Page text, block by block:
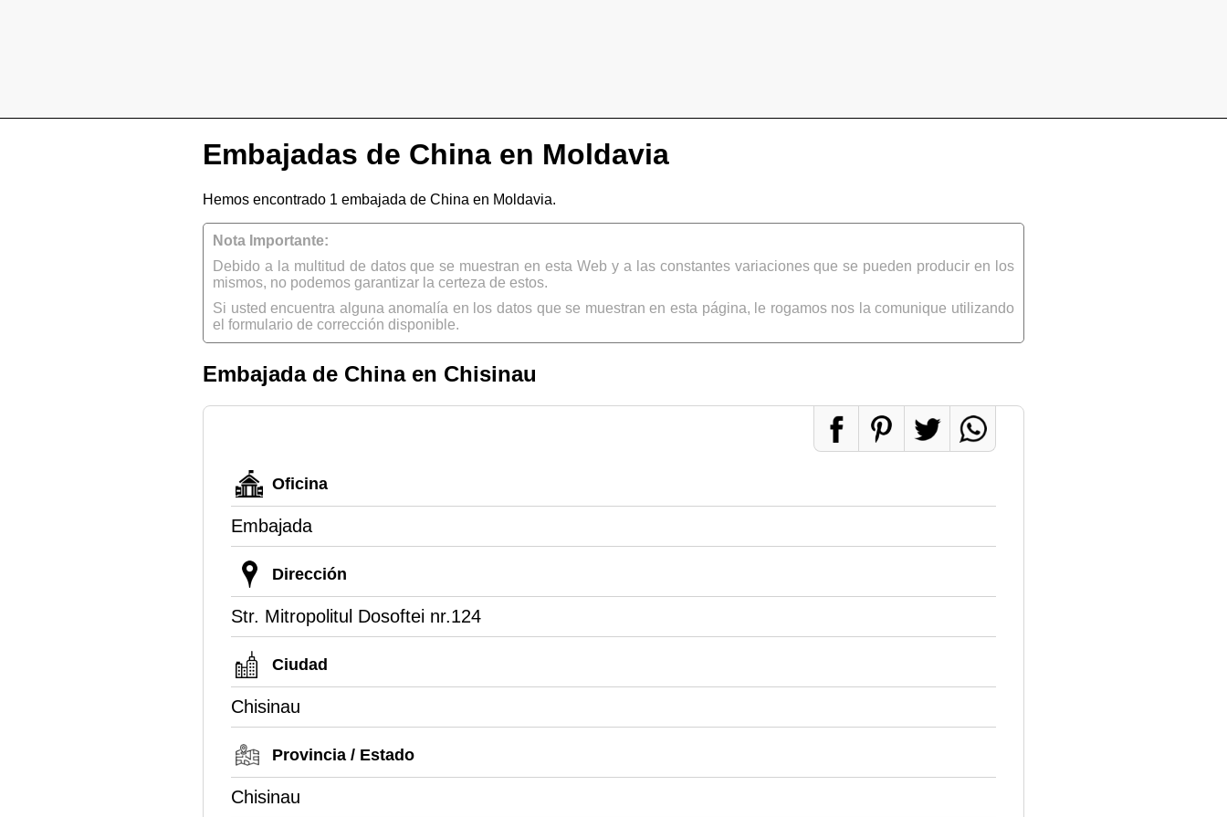
Embajadas de China en Moldavia
Hemos encontrado 1 embajada de China en Moldavia.
Nota Importante:
Debido a la multitud de datos que se muestran en esta Web y a las constantes variaciones que se pueden producir en los
mismos, no podemos garantizar la certeza de estos.
Si usted encuentra alguna anomalía en los datos que se muestran en esta página, le rogamos nos la comunique utilizando
el formulario de corrección disponible.
Embajada de China en Chisinau
Oficina
Embajada
Dirección
Str. Mitropolitul Dosoftei nr.124
Ciudad
Chisinau
Provincia / Estado
Chisinau